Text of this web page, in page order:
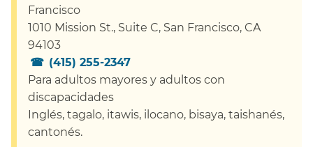
Francisco​​
1010 Mission St., Suite C, San Francisco, CA
94103​​
(415) 255-2347
Para adultos mayores y adultos con
discapacidades​​
Inglés, tagalo, itawis, ilocano, bisaya, taishanés,
cantonés.​​